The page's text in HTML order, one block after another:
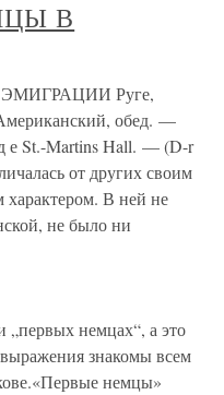
В
Руге,
обед. —
е St.-Martins Hall. — (D-r
от других своим
В ней не
не было ни
немцах“, а это
знакомы всем
немцы»